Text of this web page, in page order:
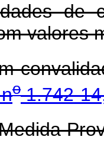
de
valores
o1.742-